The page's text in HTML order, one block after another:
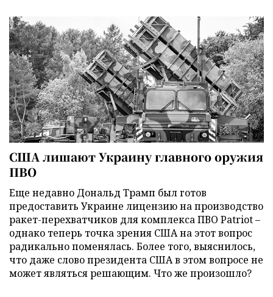
США лишают Украину главного оружия
ПВО
Еще недавно Дональд Трамп был готов
предоставить Украине лицензию на производство
ракет-перехватчиков для комплекса ПВО Patriot –
однако теперь точка зрения США на этот вопрос
радикально поменялась. Более того, выяснилось,
что даже слово президента США в этом вопросе не
может являться решающим. Что же произошло?